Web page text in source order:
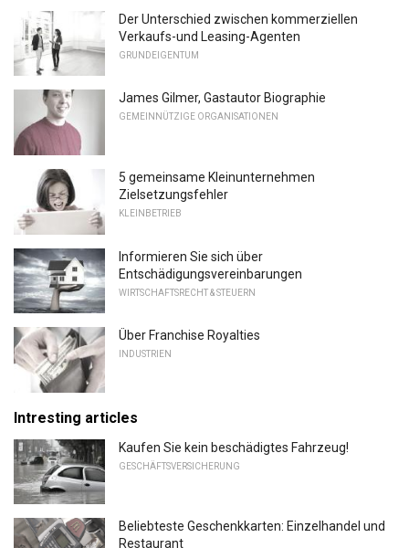
Der Unterschied zwischen kommerziellen
Verkaufs-und Leasing-Agenten
GRUNDEIGENTUM
James Gilmer, Gastautor Biographie
GEMEINNÜTZIGE ORGANISATIONEN
5 gemeinsame Kleinunternehmen
Zielsetzungsfehler
KLEINBETRIEB
Informieren Sie sich über
Entschädigungsvereinbarungen
WIRTSCHAFTSRECHT & STEUERN
Über Franchise Royalties
INDUSTRIEN
Intresting articles
Kaufen Sie kein beschädigtes Fahrzeug!
GESCHÄFTSVERSICHERUNG
Beliebteste Geschenkkarten: Einzelhandel und
Restaurant